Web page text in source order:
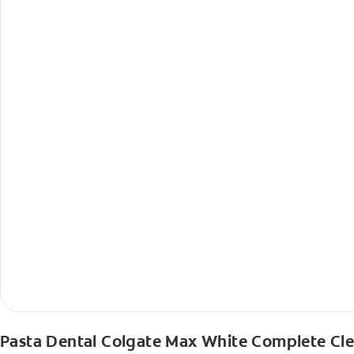
Pasta Dental Colgate Max White Complete